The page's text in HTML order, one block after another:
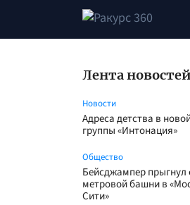
Лента новостей
Новости
Адреса детства в
группы «Интонация»
Общество
Бейсджампер прыгнул
метровой башни в
Сити»